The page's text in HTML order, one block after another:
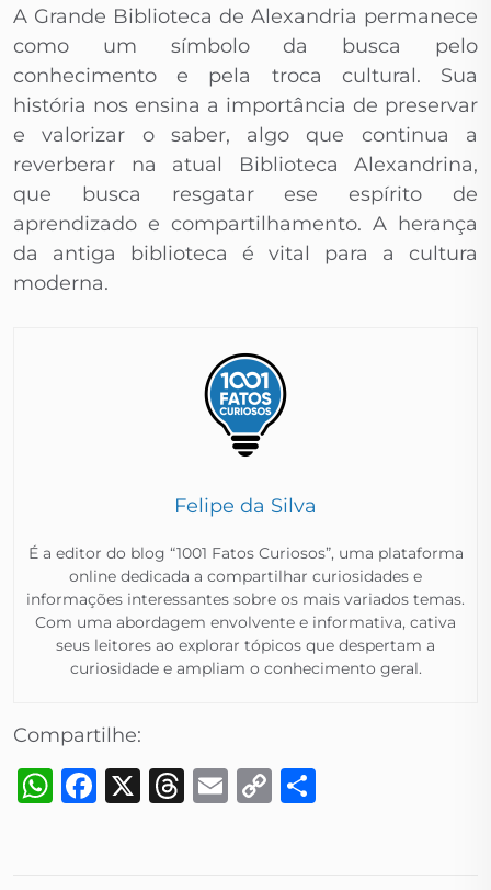
A Grande Biblioteca de Alexandria permanece
como um símbolo da busca pelo
conhecimento e pela troca cultural. Sua
história nos ensina a importância de preservar
e valorizar o saber, algo que continua a
reverberar na atual Biblioteca Alexandrina,
que busca resgatar ese espírito de
aprendizado e compartilhamento. A herança
da antiga biblioteca é vital para a cultura
moderna.
Felipe da Silva
É a editor do blog “1001 Fatos Curiosos”, uma plataforma
online dedicada a compartilhar curiosidades e
informações interessantes sobre os mais variados temas.
Com uma abordagem envolvente e informativa, cativa
seus leitores ao explorar tópicos que despertam a
curiosidade e ampliam o conhecimento geral.​
Compartilhe:
WhatsApp
Facebook
X Threads
Email
Copy